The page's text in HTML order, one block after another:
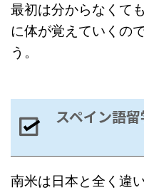
最初は分からなくて
に体が覚えていくの
う。
スペイン語
南米は日本と全く違